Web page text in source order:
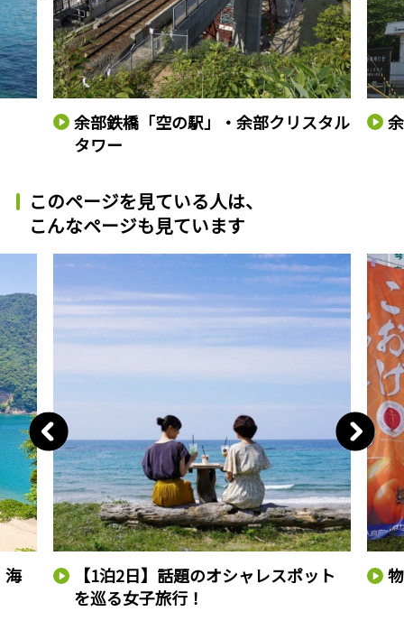
余部鉄橋「空の駅」・余部クリスタル
タワー
このページを見ている人は、
こんなページも見ています
海
【1泊2日】話題のオシャレスポット
を巡る女子旅行！